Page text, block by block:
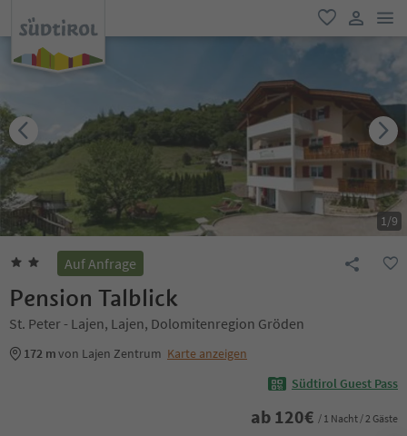
favorit
user link
1/9
Auf Anfrage
Pension Talblick
St. Peter - Lajen, Lajen, Dolomitenregion Gröden
172 mvon Lajen Zentrum Karte anzeigen
Südtirol Guest Pass
ab 120€ / 1 Nacht / 2 Gäste